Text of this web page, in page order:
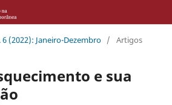
6 (2022): Janeiro-Dezembro / Artigos
e sua